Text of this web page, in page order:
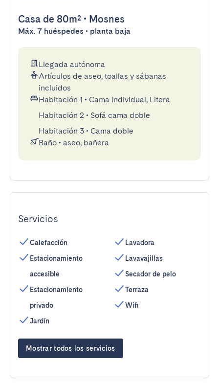
Casa de 80m² • Mosnes
Máx. 7 huéspedes • planta baja
Llegada autónoma
Artículos de aseo, toallas y sábanas
incluidos
Habitación 1 • Cama individual, Litera
Habitación 2 • Sofá cama doble
Habitación 3 • Cama doble
Baño • aseo, bañera
Servicios
Calefacción
Estacionamiento
accesible
Estacionamiento
privado
Jardín
Lavadora
Lavavajillas
Secador de pelo
Terraza
Wifi
Mostrar todos los servicios